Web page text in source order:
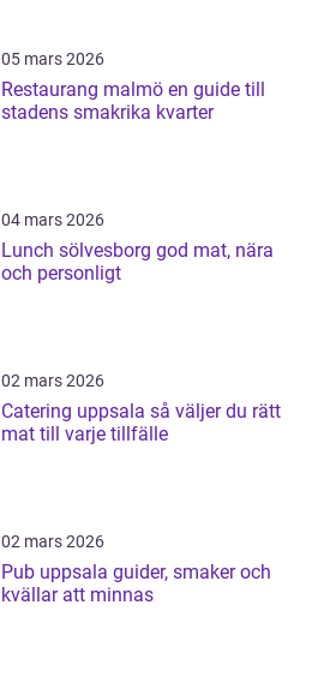
05 mars 2026
Restaurang malmö en guide till
stadens smakrika kvarter
04 mars 2026
Lunch sölvesborg god mat, nära
och personligt
02 mars 2026
Catering uppsala så väljer du rätt
mat till varje tillfälle
02 mars 2026
Pub uppsala guider, smaker och
kvällar att minnas